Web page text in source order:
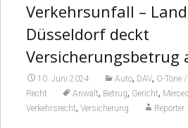
Verkehrsunfall –
Düsseldorf deckt
Versicherungsbetrug
10. Juni 2024 Auto, DAV, O-Töne
Recht Anwalt, Betrug, Gericht,
Verkehrsrecht, Versicherung Reporter